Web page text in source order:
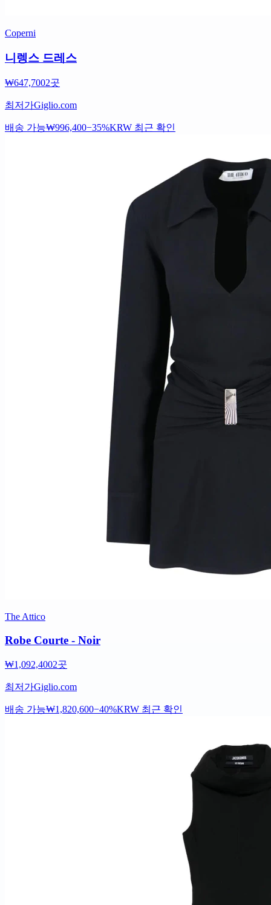
Coperni
니렝스 드레스
₩647,7002곳
최저가Giglio.com
배송 가능₩996,400−35%KRW 최근 확인
The Attico
Robe Courte - Noir
₩1,092,4002곳
최저가Giglio.com
배송 가능₩1,820,600−40%KRW 최근 확인